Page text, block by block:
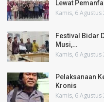
Lewat
Kamis, 6 Agustus
Festival Bidar
Musi,…
Kamis, 6 Agustus
Pelaksanaan
Kronis
Kamis, 6 Agustus